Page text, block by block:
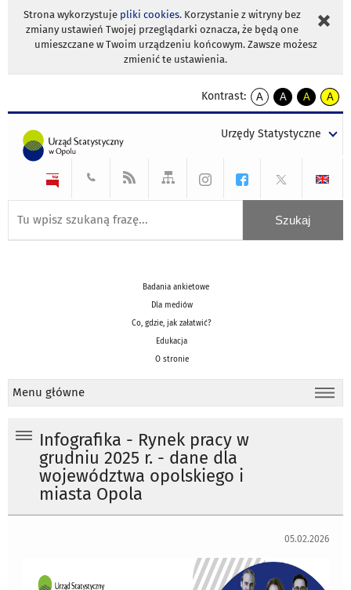
Strona wykorzystuje pliki cookies. Korzystanie z witryny bez
zmiany ustawień Twojej przeglądarki oznacza, że będą one
umieszczane w Twoim urządzeniu końcowym. Zawsze możesz
zmienić te ustawienia.
Kontrast:
A
kontrast
A
kontrast
tekst
czarnym
A
kontrast
tekst
czarnym
A
tekst
żółtym
Urzędy Statystyczne
Badania ankietowe
Dla mediów
Co, gdzie, jak załatwić?
Edukacja
O stronie
Menu główne
Infografika - Rynek pracy w
grudniu 2025 r. - dane dla
województwa opolskiego i
miasta Opola
05.02.2026